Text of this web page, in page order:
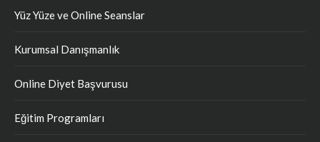
Yüz Yüze ve Online Seanslar
Kurumsal Danışmanlık
Online Diyet Başvurusu
Eğitim Programları